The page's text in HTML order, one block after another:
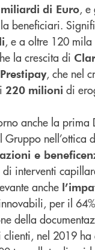
di Euro, e
beneficiari.
, e a oltre 120
la crescita di
Prestipay, che nel
220 milioni di
anche la
nell’ottica
e
di interventi
anche
per il
della
nel 2019